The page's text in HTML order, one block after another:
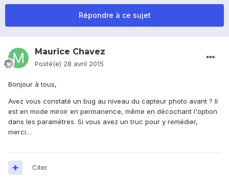
Répondre à ce sujet
Maurice Chavez
Posté(e) 28 avril 2015
Bonjour à tous,
Avez vous constaté un bug au niveau du capteur photo avant ? Il
est en mode miroir en permanence, même en décochant l'option
dans les paramètres. Si vous avez un truc pour y remédier,
merci…
Citer